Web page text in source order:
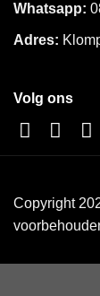
Whatsapp:
Adres:
Volg ons
Copyright